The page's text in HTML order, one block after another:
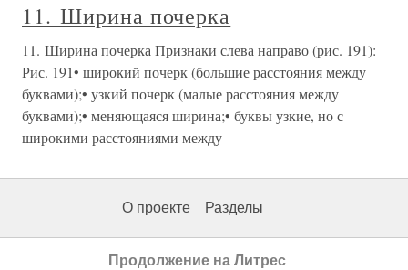
11. Ширина почерка
11. Ширина почерка Признаки слева направо (рис. 191):
Рис. 191• широкий почерк (большие расстояния между
буквами);• узкий почерк (малые расстояния между
буквами);• меняющаяся ширина;• буквы узкие, но с
широкими расстояниями между
О проекте Разделы
Продолжение на Литрес